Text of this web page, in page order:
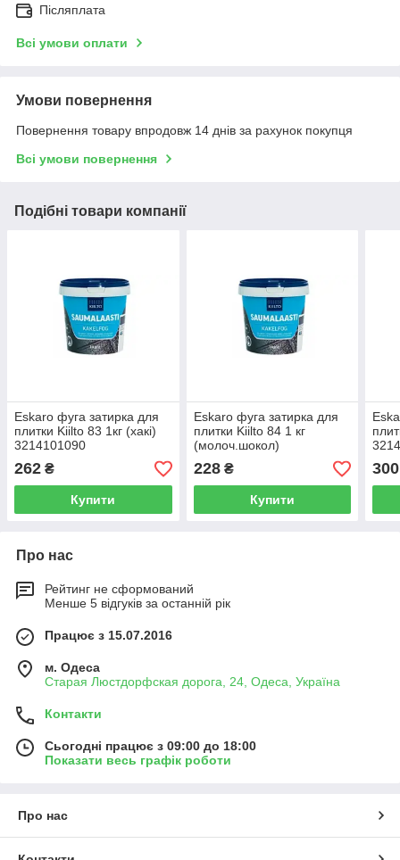
Післяплата
Всі умови оплати
Умови повернення
Повернення товару впродовж 14 днів за рахунок покупця
Всі умови повернення
Подібні товари компанії
Eskaro фуга затирка для
плитки Kiilto 83 1кг (хакі)
3214101090
262 ₴
Купити
Eskaro фуга затирка для
плитки Kiilto 84 1 кг
(молоч.шокол)
3214101090
228₴
Купити
300
Про нас
Рейтинг не сформований
Менше 5 відгуків за останній рік
Працює з 15.07.2016
м. Одеса
Старая Люстдорфская дорога, 24, Одеса, Україна
Контакти
Сьогодні працює з 09:00 до 18:00
Показати весь графік роботи
Про нас